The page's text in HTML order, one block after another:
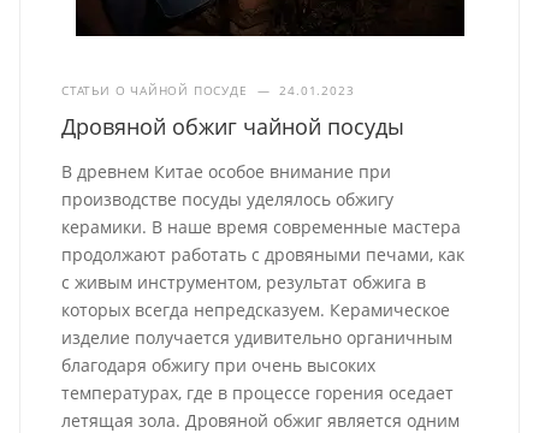
СТАТЬИ О ЧАЙНОЙ ПОСУДЕ — 24.01.2023
Дровяной обжиг чайной посуды
В древнем Китае особое внимание при
производстве посуды уделялось обжигу
керамики. В наше время современные мастера
продолжают работать с дровяными печами, как
с живым инструментом, результат обжига в
которых всегда непредсказуем. Керамическое
изделие получается удивительно органичным
благодаря обжигу при очень высоких
температурах, где в процессе горения оседает
летящая зола. Дровяной обжиг является одним